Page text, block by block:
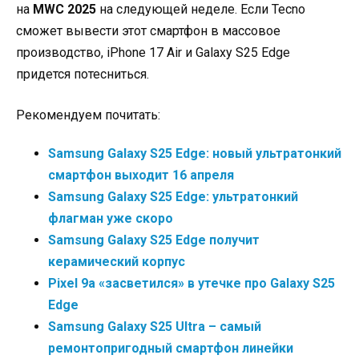
на MWC 2025 на следующей неделе. Если Tecno
сможет вывести этот смартфон в массовое
производство, iPhone 17 Air и Galaxy S25 Edge
придется потесниться.
Рекомендуем почитать:
Samsung Galaxy S25 Edge: новый ультратонкий
смартфон выходит 16 апреля
Samsung Galaxy S25 Edge: ультратонкий
флагман уже скоро
Samsung Galaxy S25 Edge получит
керамический корпус
Pixel 9a «засветился» в утечке про Galaxy S25
Edge
Samsung Galaxy S25 Ultra – самый
ремонтопригодный смартфон линейки